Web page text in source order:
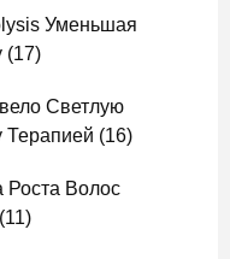
Уменьшая
(17)
Светлую
(16)
Волос
(11)